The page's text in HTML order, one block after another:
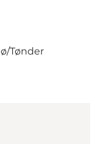
Tønder